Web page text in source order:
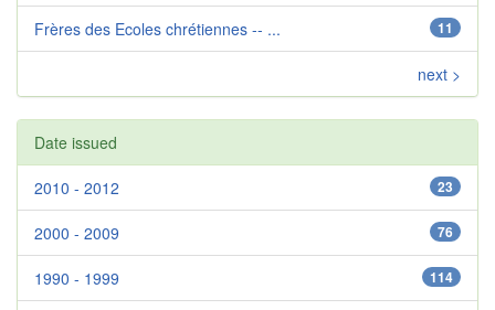
11
Frères des Ecoles chrétiennes -- ...
next >
Date issued
23
2010 - 2012
76
2000 - 2009
114
1990 - 1999